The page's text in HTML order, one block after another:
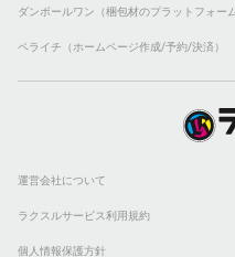
ダンボールワン（梱包材のプラットフォーム
ペライチ（ホームページ作成/予約/決済）
運営会社について
ラクスルサービス利用規約
個人情報保護方針